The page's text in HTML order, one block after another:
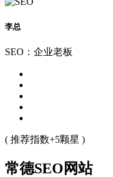
李总
SEO：企业老板
( 推荐指数+5颗星 )
常德SEO网站